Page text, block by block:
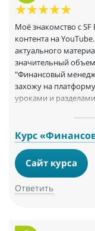
Моё знакомство с SF
контента на
актуального
значительный объем
"Финансовый
захожу на
уроками и
венчурный фонд,
образование.
Курс
Сайт курса
Ответить